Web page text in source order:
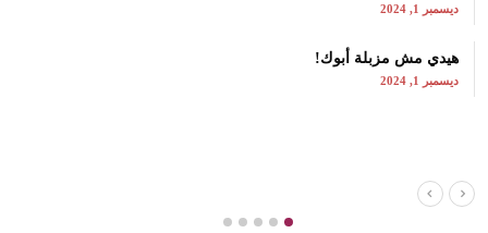
ديسمبر 1, 2024
هيدي مش مزبلة أبوك!
ديسمبر 1, 2024